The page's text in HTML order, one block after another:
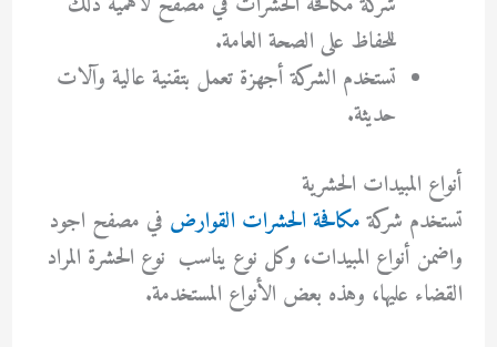
للحفاظ على الصحة العامة.
تستخدم الشركة أجهزة تعمل بتقنية عالية وآلات
حديثة.
أنواع المبيدات الحشرية
تستخدم شركةمكافحة الحشرات القوارض في مصفح اجود
واضمن أنواع المبيدات، وكل نوع يناسب نوع الحشرة المراد
القضاء عليها، وهذه بعض الأنواع المستخدمة.